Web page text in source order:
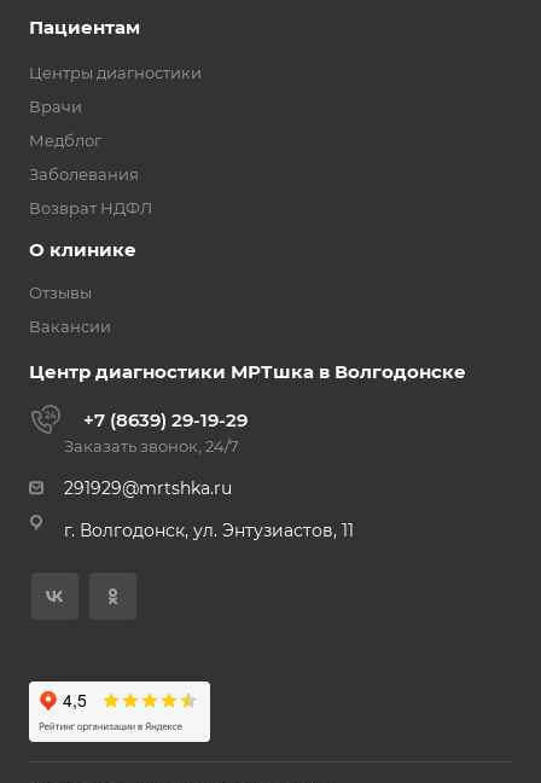
Пациентам
Центры диагностики
Врачи
Медблог
Заболевания
Возврат НДФЛ
О клинике
Отзывы
Вакансии
Центр диагностики МРТшка в Волгодонске
+7 (8639) 29-19-29
Заказать звонок, 24/7
291929@mrtshka.ru
г. Волгодонск, ул. Энтузиастов, 11